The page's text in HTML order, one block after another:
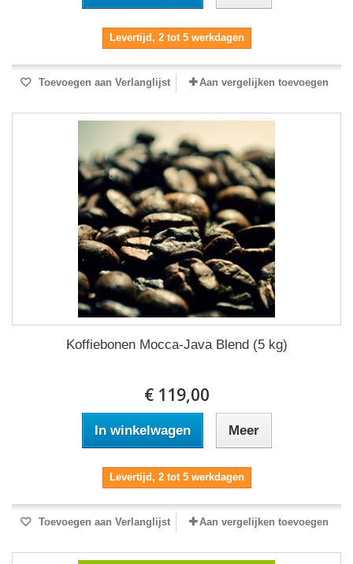
Levertijd, 2 tot 5 werkdagen
Toevoegen aan Verlanglijst Aan vergelijken toevoegen
Koffiebonen Mocca-Java Blend (5 kg)
€ 119,00
In winkelwagen Meer
Levertijd, 2 tot 5 werkdagen
Toevoegen aan Verlanglijst Aan vergelijken toevoegen